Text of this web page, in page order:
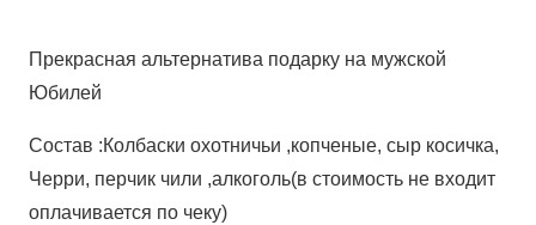
Прекрасная альтернатива подарку на мужской
Юбилей
Состав :Колбаски охотничьи ,копченые, сыр косичка,
Черри, перчик чили ,алкоголь(в стоимость не входит
оплачивается по чеку)